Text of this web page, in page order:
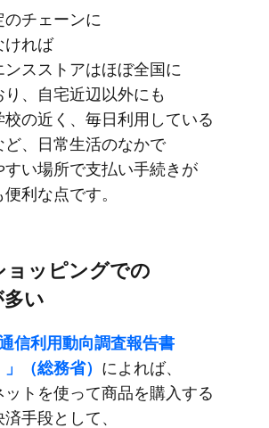
の​チェーンに​
ければ​
ンスストアは​ほぼ全国に​
、​自宅近辺以外にも​
校の​近く、​毎日​利用している​
ど、​日常生活の​なかで​
すい​場所で​支払い手続きが​
利な点です。
ョッピングでの​
い
信利用動向調査報告書​
」​（総務省） に​よれば、​
ットを​使って​商品を​購入する​
手段と​して、​